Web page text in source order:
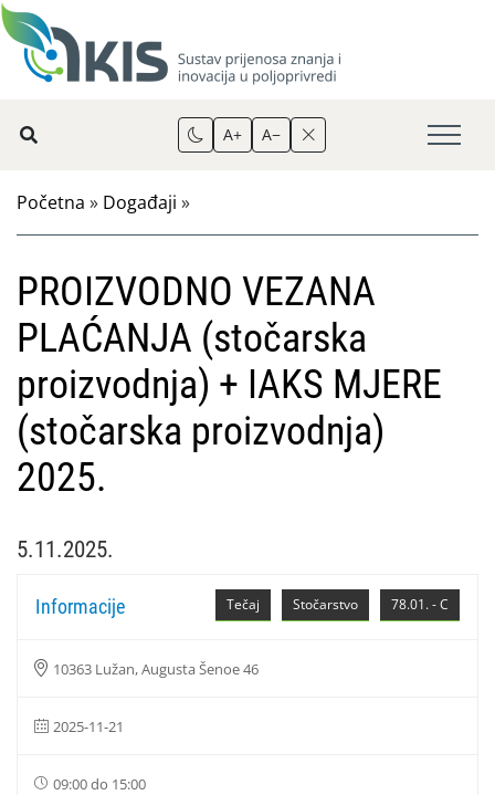
A+ A−
Početna » Događaji »
PROIZVODNO VEZANA
PLAĆANJA (stočarska
proizvodnja) + IAKS MJERE
(stočarska proizvodnja)
2025.
5.11.2025.
78.01. - C
Stočarstvo
Tečaj
Informacije
10363 Lužan, Augusta Šenoe 46
2025-11-21
09:00 do 15:00